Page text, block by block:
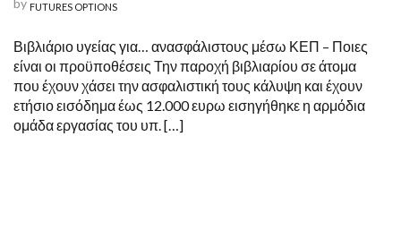
FUTURES OPTIONS
Βιβλιάριο υγείας για… ανασφάλιστους μέσω ΚΕΠ – Ποιες
είναι οι προϋποθέσεις Την παροχή βιβλιαρίου σε άτομα
που έχουν χάσει την ασφαλιστική τους κάλυψη και έχουν
ετήσιο εισόδημα έως 12.000 ευρω εισηγήθηκε η αρμόδια
ομάδα εργασίας του υπ. […]